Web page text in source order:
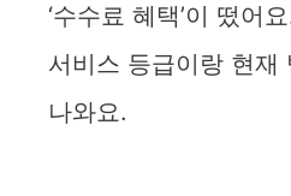
‘수수료 혜택’이 떴어
서비스 등급이랑 현재
나와요.